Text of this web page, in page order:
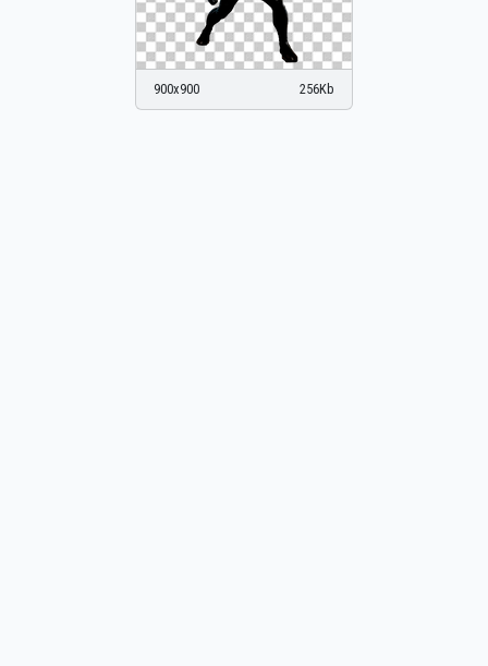
900x900 256Kb